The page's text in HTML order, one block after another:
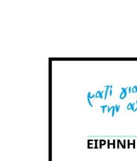
Μετάβαση